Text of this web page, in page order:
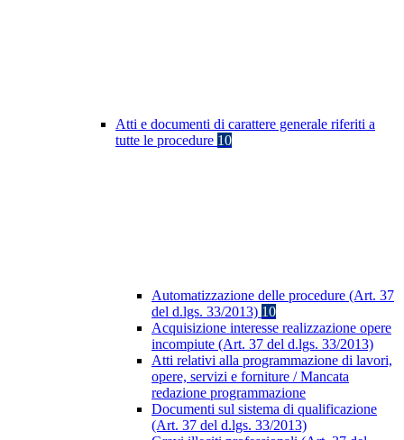
Atti e documenti di carattere generale riferiti a
tutte le procedure 10
Automatizzazione delle procedure (Art. 37
del d.lgs. 33/2013) 10
Acquisizione interesse realizzazione opere
incompiute (Art. 37 del d.lgs. 33/2013)
Atti relativi alla programmazione di lavori,
opere, servizi e forniture / Mancata
redazione programmazione
Documenti sul sistema di qualificazione
(Art. 37 del d.lgs. 33/2013)